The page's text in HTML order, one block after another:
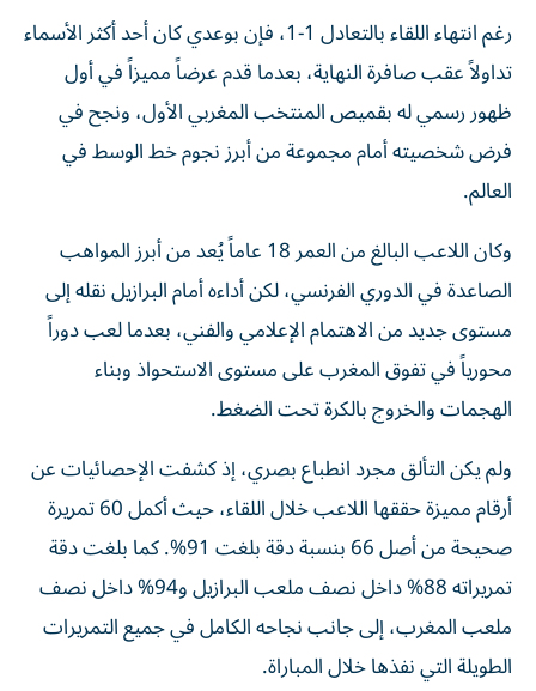
رغم انتهاء اللقاء بالتعادل 1-1، فإن بوعدي كان أحد أكثر الأسماء
تداولاً عقب صافرة النهاية، بعدما قدم عرضاً مميزاً في أول
ظهور رسمي له بقميص المنتخب المغربي الأول، ونجح في
فرض شخصيته أمام مجموعة من أبرز نجوم خط الوسط في
العالم.
وكان اللاعب البالغ من العمر 18 عاماً يُعد من أبرز المواهب
الصاعدة في الدوري الفرنسي، لكن أداءه أمام البرازيل نقله إلى
مستوى جديد من الاهتمام الإعلامي والفني، بعدما لعب دوراً
محورياً في تفوق المغرب على مستوى الاستحواذ وبناء
الهجمات والخروج بالكرة تحت الضغط.
ولم يكن التألق مجرد انطباع بصري، إذ كشفت الإحصائيات عن
أرقام مميزة حققها اللاعب خلال اللقاء، حيث أكمل 60 تمريرة
صحيحة من أصل 66 بنسبة دقة بلغت 91%. كما بلغت دقة
تمريراته 88% داخل نصف ملعب البرازيل و94% داخل نصف
ملعب المغرب، إلى جانب نجاحه الكامل في جميع التمريرات
الطويلة التي نفذها خلال المباراة.